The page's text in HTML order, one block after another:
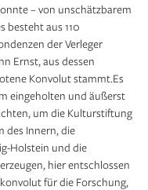
– von unschätzbarem
besteht aus 110
der Verleger
Ernst, aus dessen
Konvolut stammt.Es
eingeholten und äußerst
um die Kulturstiftung
des Innern, die
Holstein und die
hier entschlossen
für die Forschung,